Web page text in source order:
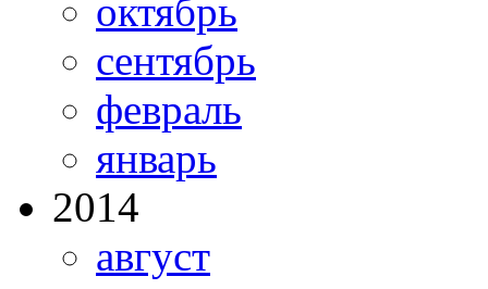
октябрь
сентябрь
февраль
январь
2014
август